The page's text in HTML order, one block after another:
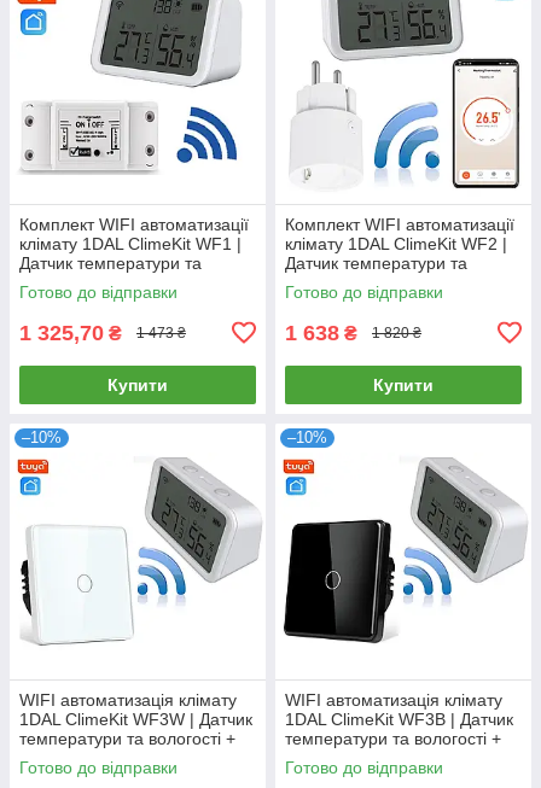
Комплект WIFI автоматизації
клімату 1DAL ClimeKit WF1 |
Датчик температури та
вологості + Wi-Fi реле "Tuya"
Готово до відправки
1 325,70 ₴ 1 473 ₴
Купити
Комплект WIFI автоматизації
клімату 1DAL ClimeKit WF2 |
Датчик температури та
вологості + Wi-Fi розетка |
"Tuya"
Готово до відправки
1 638 ₴ 1 820 ₴
Купити
–10%
WIFI автоматизація клімату
1DAL ClimeKit WF3W | Датчик
температури та вологості +
Сенсорний вимикач Білий
Готово до відправки
–10%
WIFI автоматизація клімату
1DAL ClimeKit WF3B | Датчик
температури та вологості +
Сенсорний вимикач Чорний
Готово до відправки